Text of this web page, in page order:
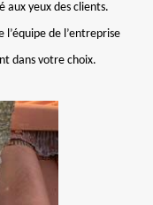
aux yeux des clients.
l’équipe de l’entreprise
dans votre choix.